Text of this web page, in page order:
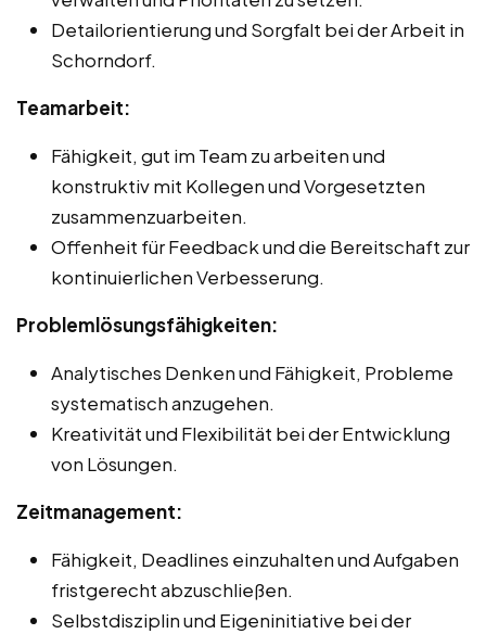
Detailorientierung und Sorgfalt bei der Arbeit in
Schorndorf.
Teamarbeit:
Fähigkeit, gut im Team zu arbeiten und
konstruktiv mit Kollegen und Vorgesetzten
zusammenzuarbeiten.
Offenheit für Feedback und die Bereitschaft zur
kontinuierlichen Verbesserung.
Problemlösungsfähigkeiten:
Analytisches Denken und Fähigkeit, Probleme
systematisch anzugehen.
Kreativität und Flexibilität bei der Entwicklung
von Lösungen.
Zeitmanagement:
Fähigkeit, Deadlines einzuhalten und Aufgaben
fristgerecht abzuschließen.
Selbstdisziplin und Eigeninitiative bei der